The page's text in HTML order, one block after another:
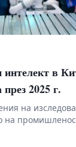
интелект в
2025 г.
на
на
на